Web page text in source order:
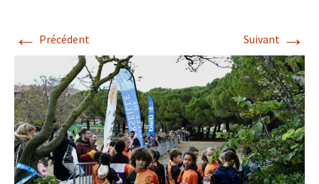
← Précédent Suivant →